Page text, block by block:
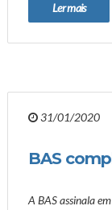
Ler mais
31/01/2020
BAS
A BAS assinala